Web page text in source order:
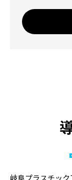
岐阜プラスチッ